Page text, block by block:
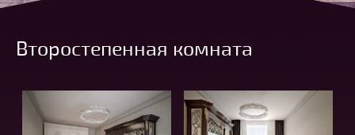
Второстепенная комната